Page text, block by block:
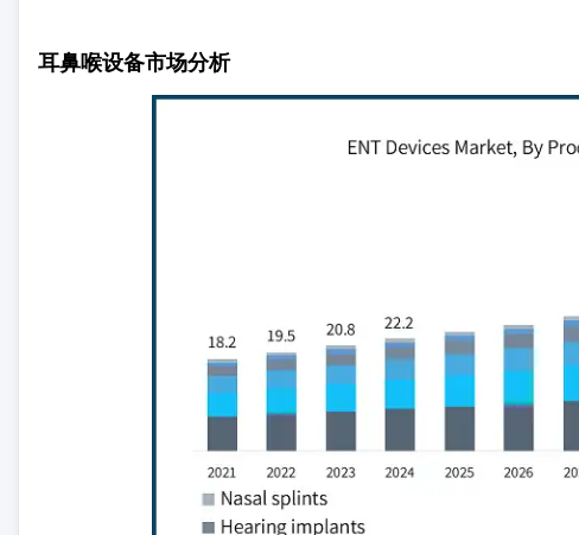
耳鼻喉设备市场分析